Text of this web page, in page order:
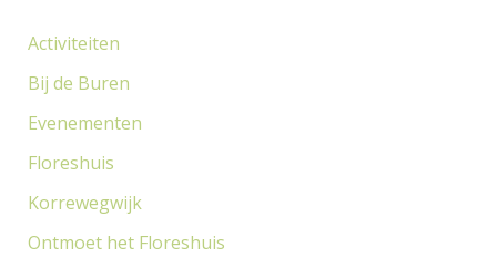
a
r
:
Activiteiten
Bij de Buren
Evenementen
Floreshuis
Korrewegwijk
Ontmoet het Floreshuis